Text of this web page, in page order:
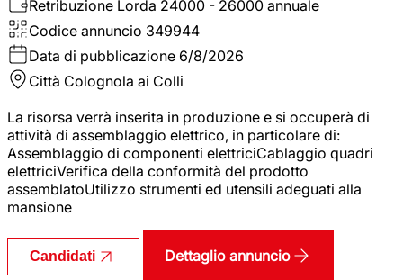
Retribuzione Lorda 24000 - 26000 annuale
Codice annuncio 349944
Data di pubblicazione 6/8/2026
Città Colognola ai Colli
La risorsa verrà inserita in produzione e si occuperà di
attività di assemblaggio elettrico, in particolare di:
Assemblaggio di componenti elettriciCablaggio quadri
elettriciVerifica della conformità del prodotto
assemblatoUtilizzo strumenti ed utensili adeguati alla
mansione
Candidati Dettaglio annuncio